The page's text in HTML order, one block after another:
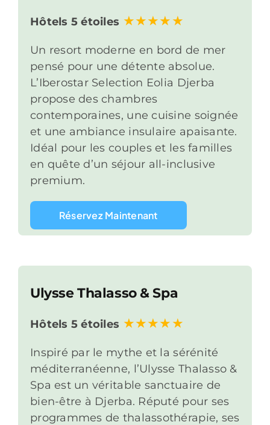
Hôtels 5 étoiles
Un resort moderne en bord de mer
pensé pour une détente absolue.
L’Iberostar Selection Eolia Djerba
propose des chambres
contemporaines, une cuisine soignée
et une ambiance insulaire apaisante.
Idéal pour les couples et les familles
en quête d’un séjour all-inclusive
premium.
Réservez Maintenant
Ulysse Thalasso & Spa
Hôtels 5 étoiles
Inspiré par le mythe et la sérénité
méditerranéenne, l’Ulysse Thalasso &
Spa est un véritable sanctuaire de
bien-être à Djerba. Réputé pour ses
programmes de thalassothérapie, ses